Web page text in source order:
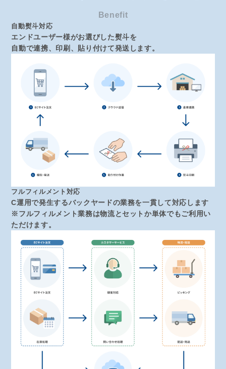
Benefit
自動熨斗対応
エンドユーザー様がお選びした熨斗を
自動で連携、印刷、貼り付けて発送します。
フルフィルメント対応
C運用で発生するバックヤードの業務を一貫して対応します
※フルフィルメント業務は物流とセットか単体でもご利用い
ただけます。